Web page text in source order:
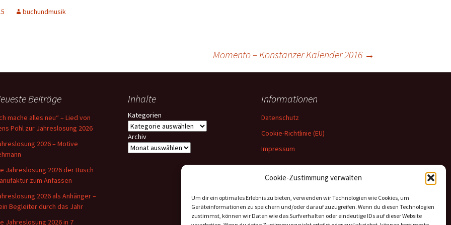
Cookie-Zustimmung verwalten
Um dir ein optimales Erlebnis zu bieten, verwenden wir Technologien wie Cookies, um
Geräteinformationen zu speichern und/oder darauf zuzugreifen. Wenn du diesen Technologien
zustimmst, können wir Daten wie das Surfverhalten oder eindeutige IDs auf dieser Website
Material 2017
Material 2016
buchundmusik
Momento – Konstanzer Kalender 2016 →
Beiträge
mache alles neu“ – Lied von
Pohl zur Jahreslosung 2026
2026 – Motive
Jahreslosung 2026 der Busch
zum Anfassen
2026 als Anhänger –
Begleiter durch das Jahr
Jahreslosung 2026 in 7
Inhalte
Kategorien
Archiv
Informationen
Datenschutz
Cookie-Richtlinie (EU)
Impressum